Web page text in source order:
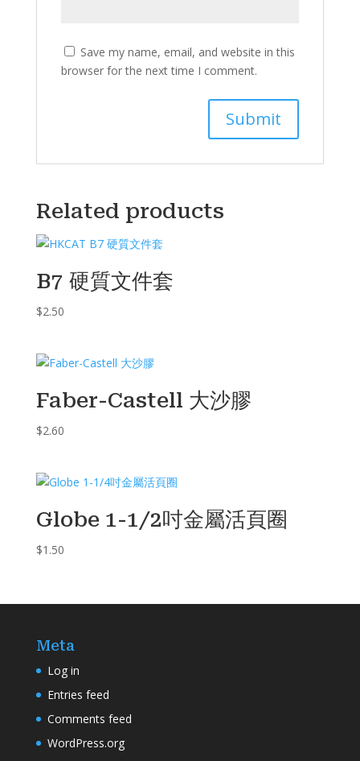
Save my name, email, and website in this
browser for the next time I comment.
Related products
B7 硬質文件套
$2.50
Faber-Castell 大沙膠
$2.60
Globe 1-1/2吋金屬活頁圈
$1.50
Meta
Log in
Entries feed
Comments feed
WordPress.org